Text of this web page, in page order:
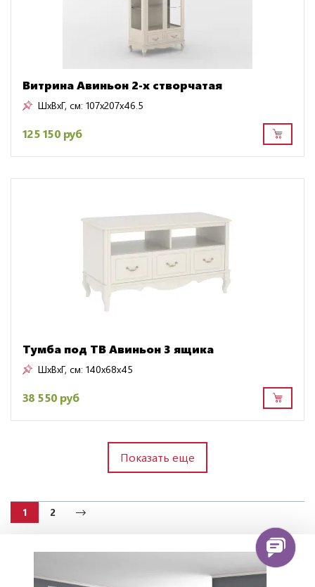
Витрина Авиньон 2-х створчатая
ШxВxГ, см: 107x207x46.5
125 150 руб
Тумба под ТВ Авиньон 3 ящика
ШxВxГ, см: 140x68x45
38 550 руб
Показать еще
1 2